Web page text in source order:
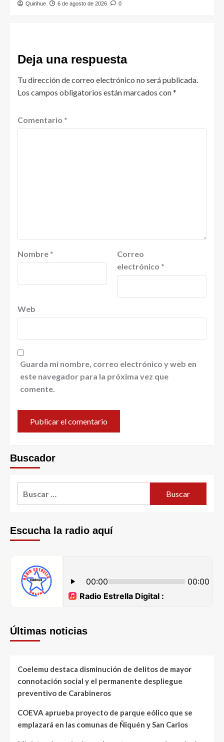
Quirihue 6 de agosto de 2026 0
Deja una respuesta
Tu dirección de correo electrónico no será publicada.
Los campos obligatorios están marcados con*
Comentario *
Nombre *
Correo
electrónico *
Web
Guarda mi nombre, correo electrónico y web en
este navegador para la próxima vez que
comente.
Buscador
Escucha la radio aquí
Últimas noticias
Coelemu destaca disminución de delitos de mayor
connotación social y el permanente despliegue
preventivo de Carabineros
COEVA aprueba proyecto de parque eólico que se
emplazará en las comunas de Ñiquén y San Carlos